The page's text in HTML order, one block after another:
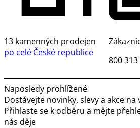
13 kamenných prodejen
po celé České republice
800
Naposledy prohlížené
Dostávejte novinky, slevy a akce na
Přihlaste se k odběru a mějte
nás děje